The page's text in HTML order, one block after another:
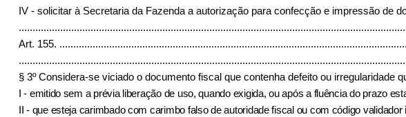
IV - solicitar à Secretaria da Fazenda a autorização para confecção e impressão de
Art. 155.
§ 3º Considera-se viciado o documento fiscal que contenha defeito ou irregularidade
I - emitido sem a prévia liberação de uso, quando exigida, ou após a fluência do prazo
II - que esteja carimbado com carimbo falso de autoridade fiscal ou com código validador